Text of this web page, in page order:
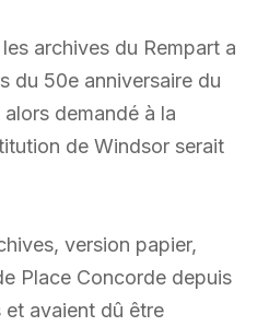
archives du Rempart a
du 50e anniversaire du
demandé à la
de Windsor serait
version papier,
Place Concorde depuis
et avaient dû être